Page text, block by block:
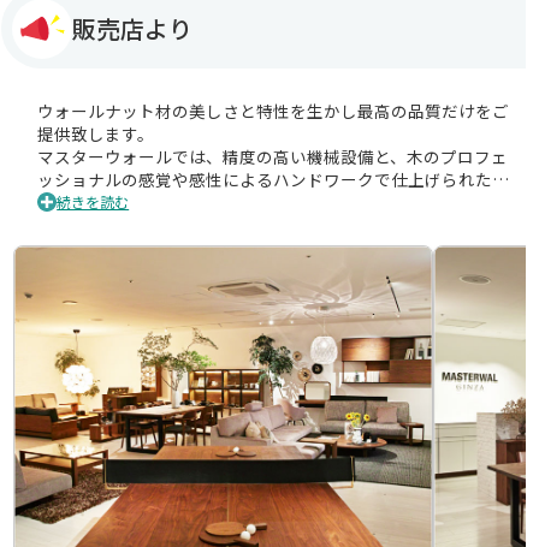
販売店より
ウォールナット材の美しさと特性を生かし最高の品質だけをご
提供致します。
マスターウォールでは、精度の高い機械設備と、木のプロフェ
ッショナルの感覚や感性によるハンドワークで仕上げられた品
質の良い家具だけをお客様にお届けしています。ウォールナッ
及を忘れることなく100年後の人たちにも愛着を持って使い続
けてもらうため、毎日のように工夫が重ねられています。マス
ターウォール 銀座は、マスターウォールのほぼ全てのラインナ
ップを取り揃える直営店です。
デザイン・音楽・アートを融合した、上質でラグジュアリーな
空間やサービスを、銀座から世界に発信する、 マスターウォー
ルの全く新しいコンセプトショップです。
続きを読む